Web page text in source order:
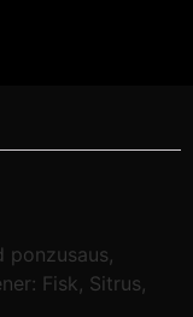
Fisk, Sitrus,